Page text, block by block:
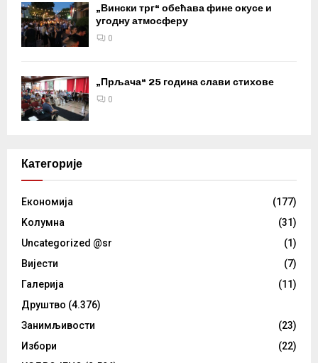
„Вински трг“ обећава фине окусе и
угодну атмосферу
0
„Прљача“ 25 година слави стихове
0
Категорије
Eкономија
(177)
Kолумнa
(31)
Uncategorized @sr
(1)
Вијести
(7)
Галерија
(11)
Друштво (4.376)
Занимљивости
(23)
Избори
(22)